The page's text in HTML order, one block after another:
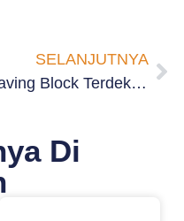
SELANJUTNYA
Paving Block Terdekat Kalideres Jakarta Barat
Di